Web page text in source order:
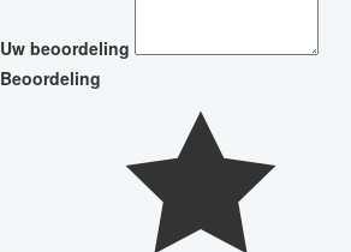
Uw beoordeling
Beoordeling